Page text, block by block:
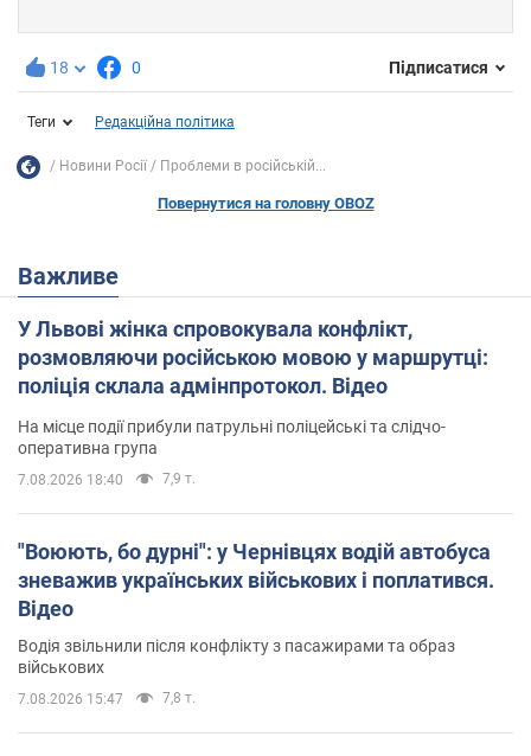
18 0 Підписатися
Теги Редакційна політика
Новини Росії Проблеми в російській...
Повернутися на головну OBOZ
Важливе
У Львові жінка спровокувала конфлікт,
розмовляючи російською мовою у маршрутці:
поліція склала адмінпротокол. Відео
На місце події прибули патрульні поліцейські та слідчо-
оперативна група
7.08.2026 18:40 7,9 т.
"Воюють, бо дурні": у Чернівцях водій автобуса
зневажив українських військових і поплатився.
Відео
Водія звільнили після конфлікту з пасажирами та образ
військових
7.08.2026 15:47 7,8 т.